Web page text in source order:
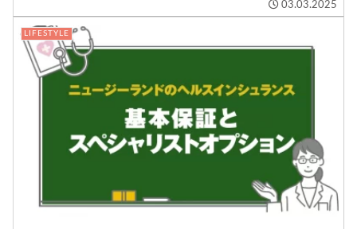
03.03.2025
LIFESTYLE